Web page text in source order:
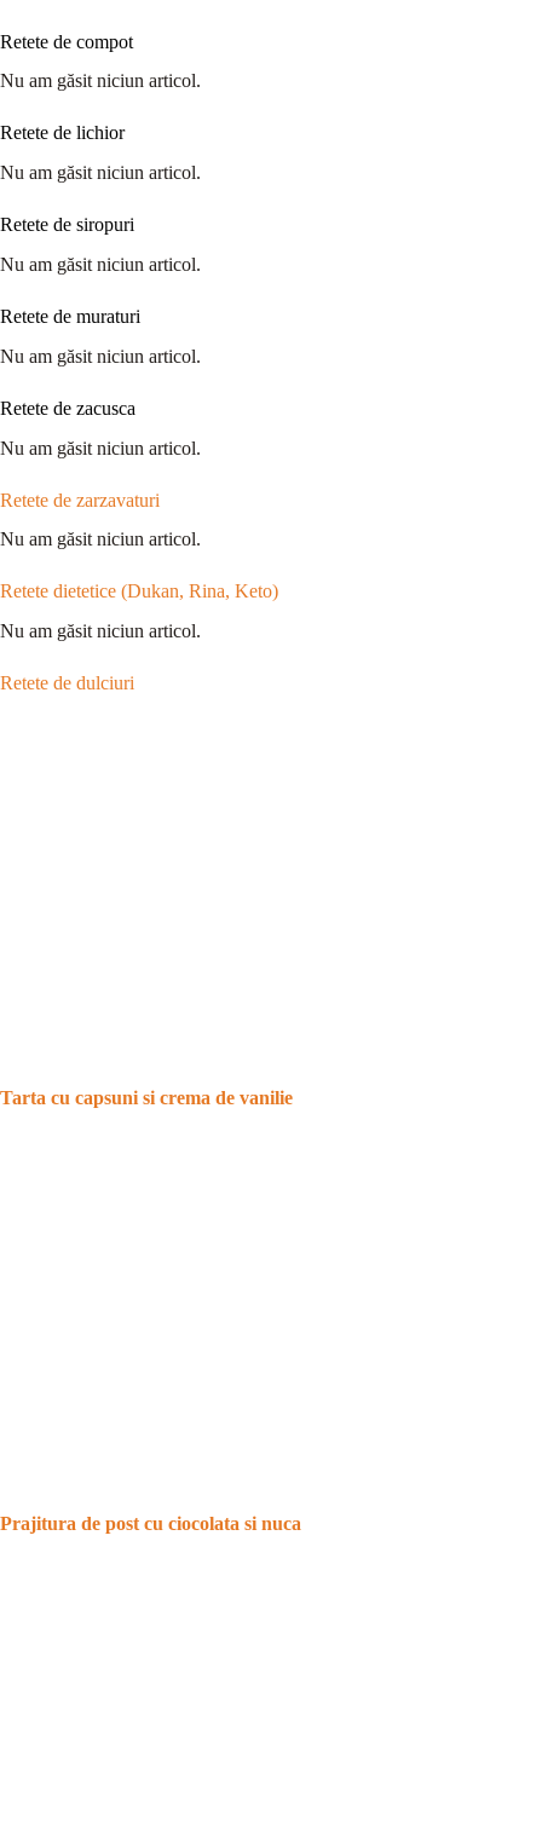
Retete de compot
Nu am găsit niciun articol.
Retete de lichior
Nu am găsit niciun articol.
Retete de siropuri
Nu am găsit niciun articol.
Retete de muraturi
Nu am găsit niciun articol.
Retete de zacusca
Nu am găsit niciun articol.
Retete de zarzavaturi
Nu am găsit niciun articol.
Retete dietetice (Dukan, Rina, Keto)
Nu am găsit niciun articol.
Retete de dulciuri
Tarta cu capsuni si crema de vanilie
Prajitura de post cu ciocolata si nuca